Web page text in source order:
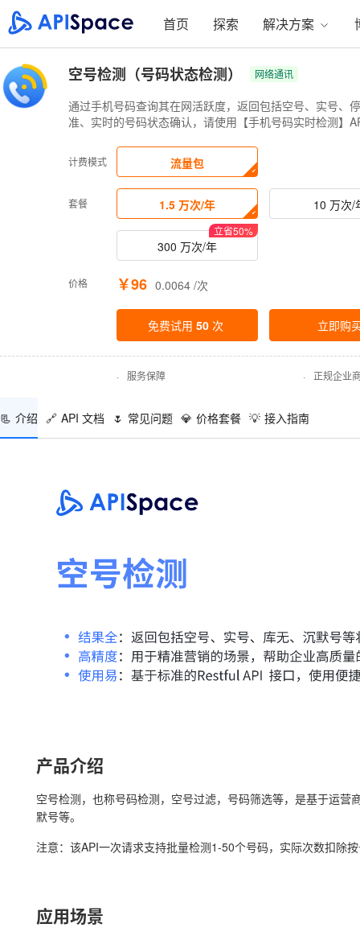
首页 探索 解决方案
空号检测（号码状态检测） 网络通讯
通过手机号码查询其在网活跃度，返回包括空号、实号、
准、实时的号码状态确认，请使用【手机号码实时检测】
计费模式 流量包
套餐 1.5 万次/年 10 万次/
300 万次/年
立省50%
价格 ￥96 0.0064 /次
免费试用 50 次 立即购
· 服务保障 · 正规企业
📃 介绍 🔗 API 文档 🌷 常见问题 💎 价格套餐 💡 接入指南
产品介绍
空号检测，也称号码检测，空号过滤，号码筛选等，是基于运
默号等。
注意：该API一次请求支持批量检测1-50个号码，实际次数扣除
应用场景